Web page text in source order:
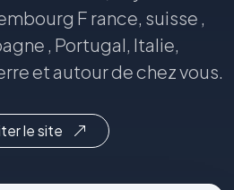
F rance, suisse ,
, Portugal, Italie,
et autour de chez vous.
le site